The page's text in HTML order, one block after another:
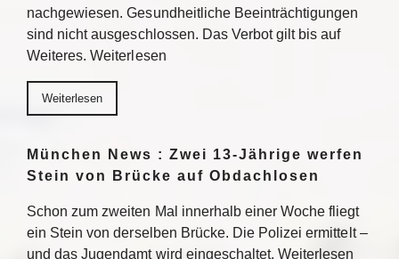
nachgewiesen. Gesundheitliche Beeinträchtigungen
sind nicht ausgeschlossen. Das Verbot gilt bis auf
Weiteres. Weiterlesen
Weiterlesen
München News : Zwei 13-Jährige werfen
Stein von Brücke auf Obdachlosen
Schon zum zweiten Mal innerhalb einer Woche fliegt
ein Stein von derselben Brücke. Die Polizei ermittelt –
und das Jugendamt wird eingeschaltet. Weiterlesen